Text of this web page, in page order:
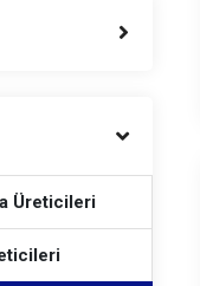
Üreticileri